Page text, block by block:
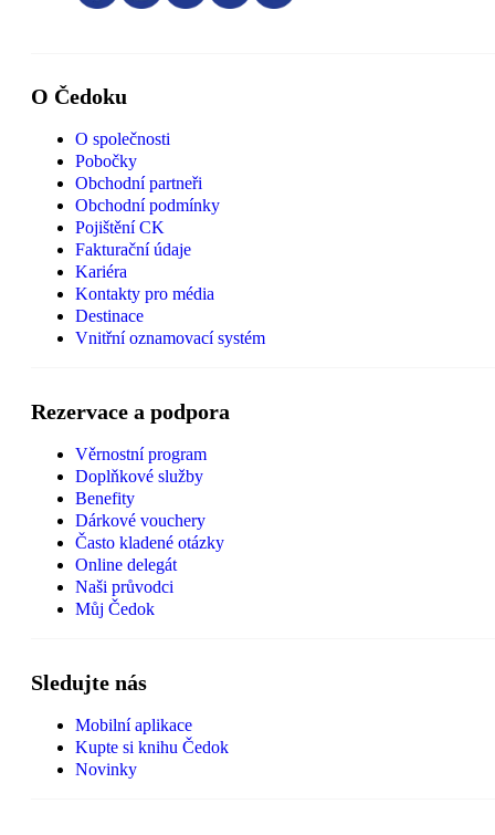
O Čedoku
O společnosti
Pobočky
Obchodní partneři
Obchodní podmínky
Pojištění CK
Fakturační údaje
Kariéra
Kontakty pro média
Destinace
Vnitřní oznamovací systém
Rezervace a podpora
Věrnostní program
Doplňkové služby
Benefity
Dárkové vouchery
Často kladené otázky
Online delegát
Naši průvodci
Můj Čedok
Sledujte nás
Mobilní aplikace
Kupte si knihu Čedok
Novinky